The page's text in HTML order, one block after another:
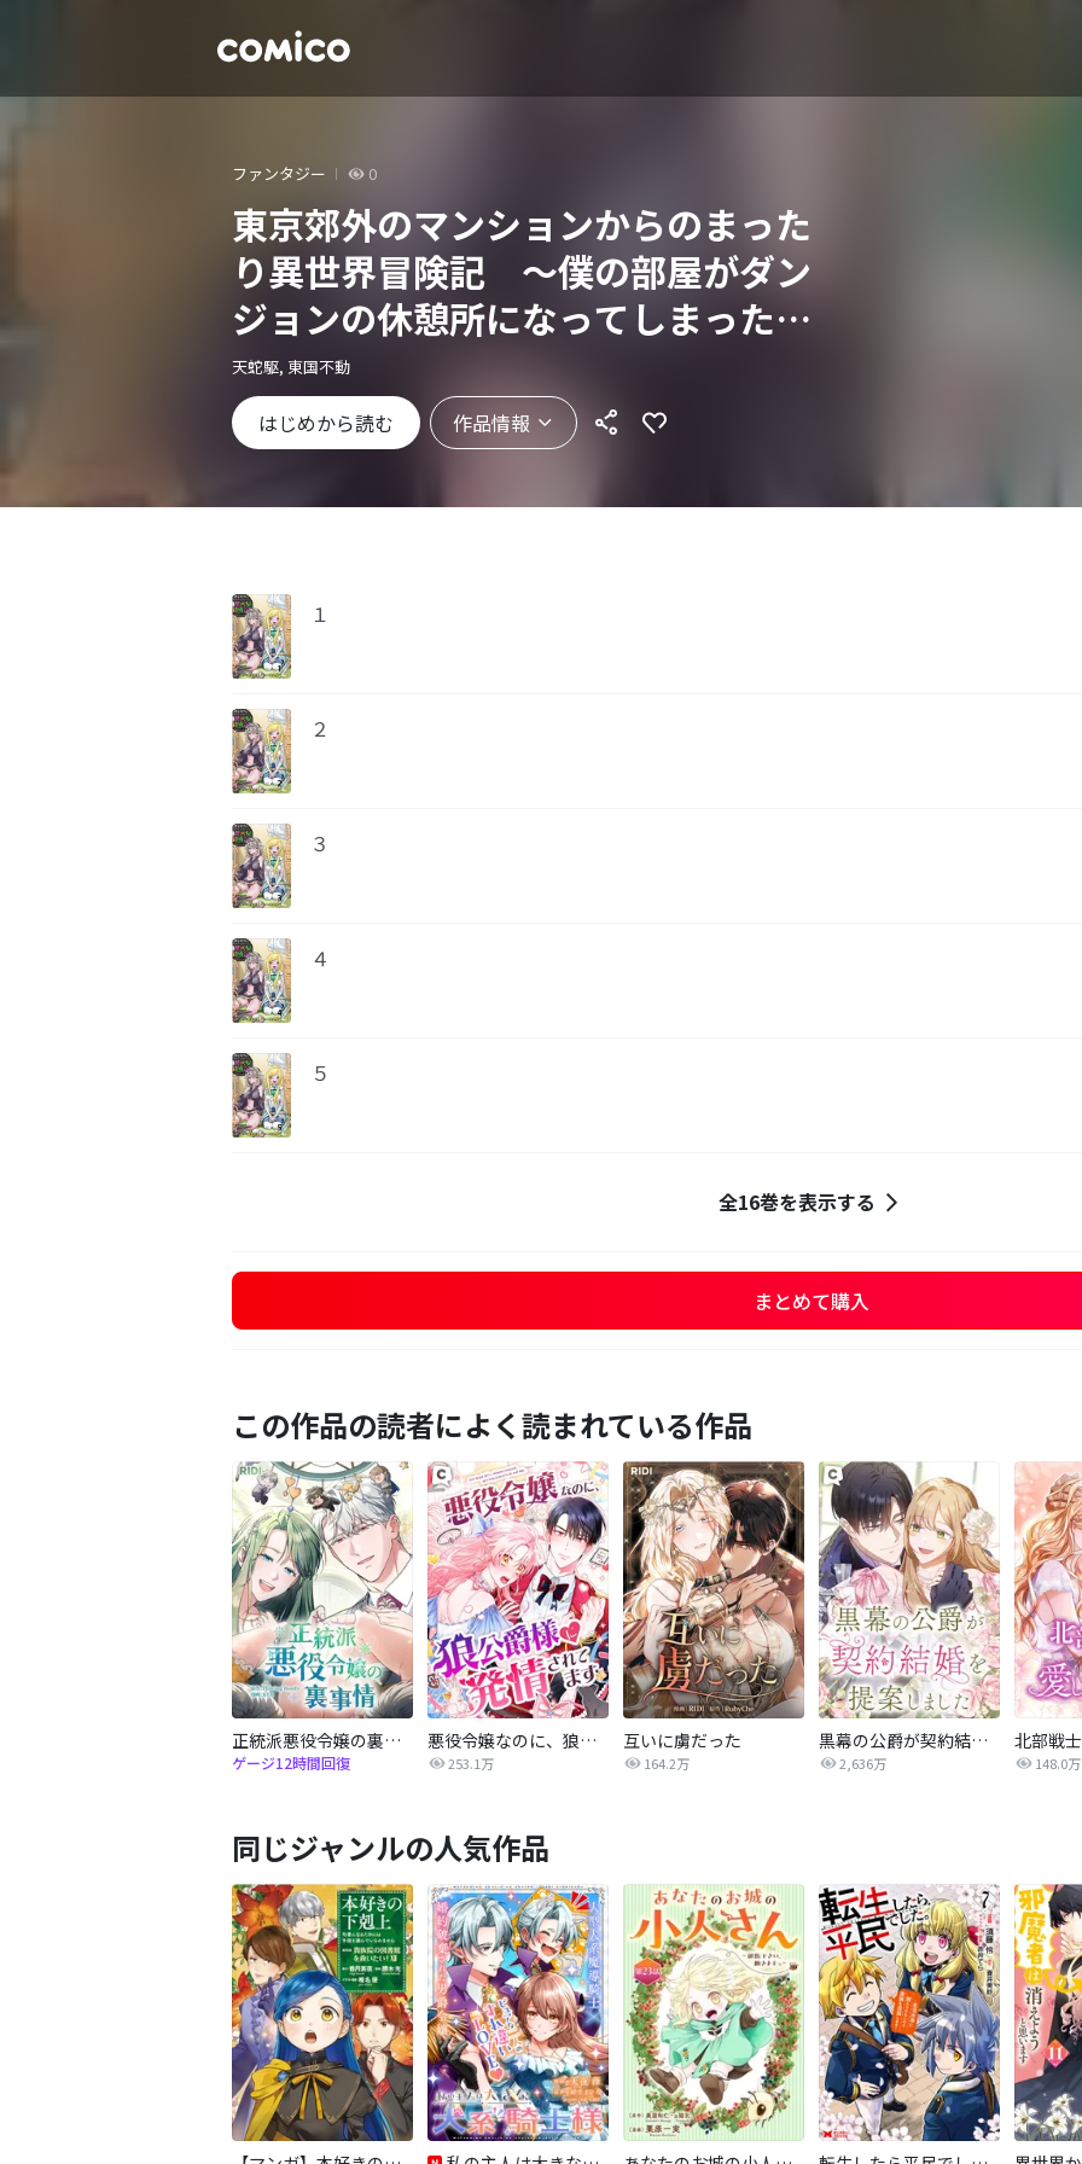
ファンタジー 0
東京郊外のマンションからのまった
り異世界冒険記 ～僕の部屋がダン
ジョンの休憩所になってしまった件
～ 【連載版】
天蛇駆, 東国不動
はじめから読む 作品情報
１
２
３
４
５
全16巻を表示する
まとめて購入
この作品の読者によく読まれている作品
正統派悪役令嬢の裏事情
ゲージ12時間回復
悪役令嬢なのに、狼公爵様に発情されてます
253.1万
互いに虜だった
164.2万
黒幕の公爵が契約結婚を提案しました
2,636万
北部戦
148.0万
同じジャンルの人気作品